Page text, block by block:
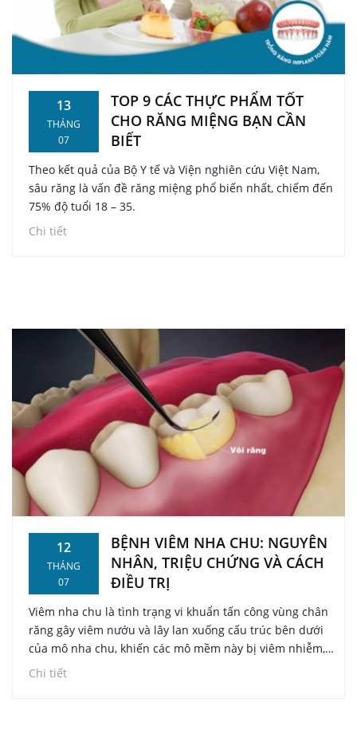
13
THÁNG
07
TOP 9 CÁC THỰC PHẨM TỐT
CHO RĂNG MIỆNG BẠN CẦN
BIẾT
Theo kết quả của Bộ Y tế và Viện nghiên cứu Việt Nam,
sâu răng là vấn đề răng miệng phổ biến nhất, chiếm đến
75% độ tuổi 18 – 35.
Chi tiết
12
THÁNG
07
BỆNH VIÊM NHA CHU: NGUYÊN
NHÂN, TRIỆU CHỨNG VÀ CÁCH
ĐIỀU TRỊ
Viêm nha chu là tình trạng vi khuẩn tấn công vùng chân
răng gây viêm nướu và lây lan xuống cấu trúc bên dưới
của mô nha chu, khiến các mô mềm này bị viêm nhiễm,
sưng đỏ, đau nhức. Bệnh có thể bắt gặp ở bất kỳ độ tuổi
Chi tiết